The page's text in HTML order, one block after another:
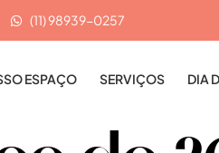
(11) 98939-0257
ESPAÇO SERVIÇOS DIA